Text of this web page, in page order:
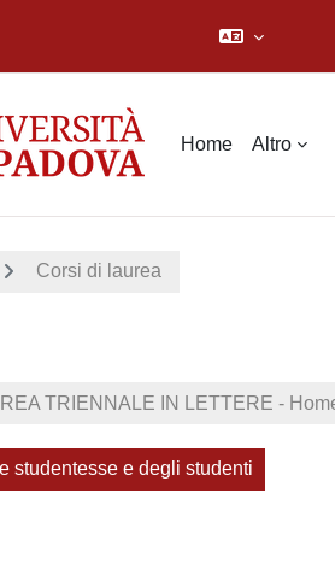
Home Altro
Corsi di laurea
TRIENNALE IN LETTERE -
studentesse e degli studenti